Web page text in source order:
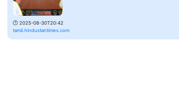
🕑 2025-08-30T20:42
tamil.hindustantimes.com